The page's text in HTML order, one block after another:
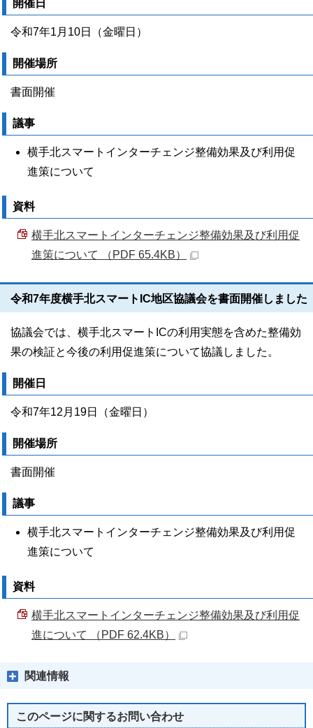
開催日
令和7年1月10日（金曜日）
開催場所
書面開催
議事
横手北スマートインターチェンジ整備効果及び利用促
進策について
資料
横手北スマートインターチェンジ整備効果及び利用促
進策について （PDF 65.4KB）
令和7年度横手北スマートIC地区協議会を書面開催しました
協議会では、横手北スマートICの利用実態を含めた整備効
果の検証と今後の利用促進策について協議しました。
開催日
令和7年12月19日（金曜日）
開催場所
書面開催
議事
横手北スマートインターチェンジ整備効果及び利用促
進策について
資料
横手北スマートインターチェンジ整備効果及び利用促
進について （PDF 62.4KB）
関連情報
このページに関するお問い合わせ